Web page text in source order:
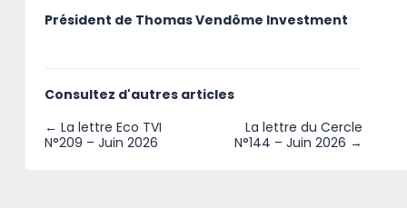
Président de Thomas Vendôme Investment
Consultez d'autres articles
← La lettre Eco TVI
N°209 – Juin 2026
La lettre du Cercle
N°144 – Juin 2026 →